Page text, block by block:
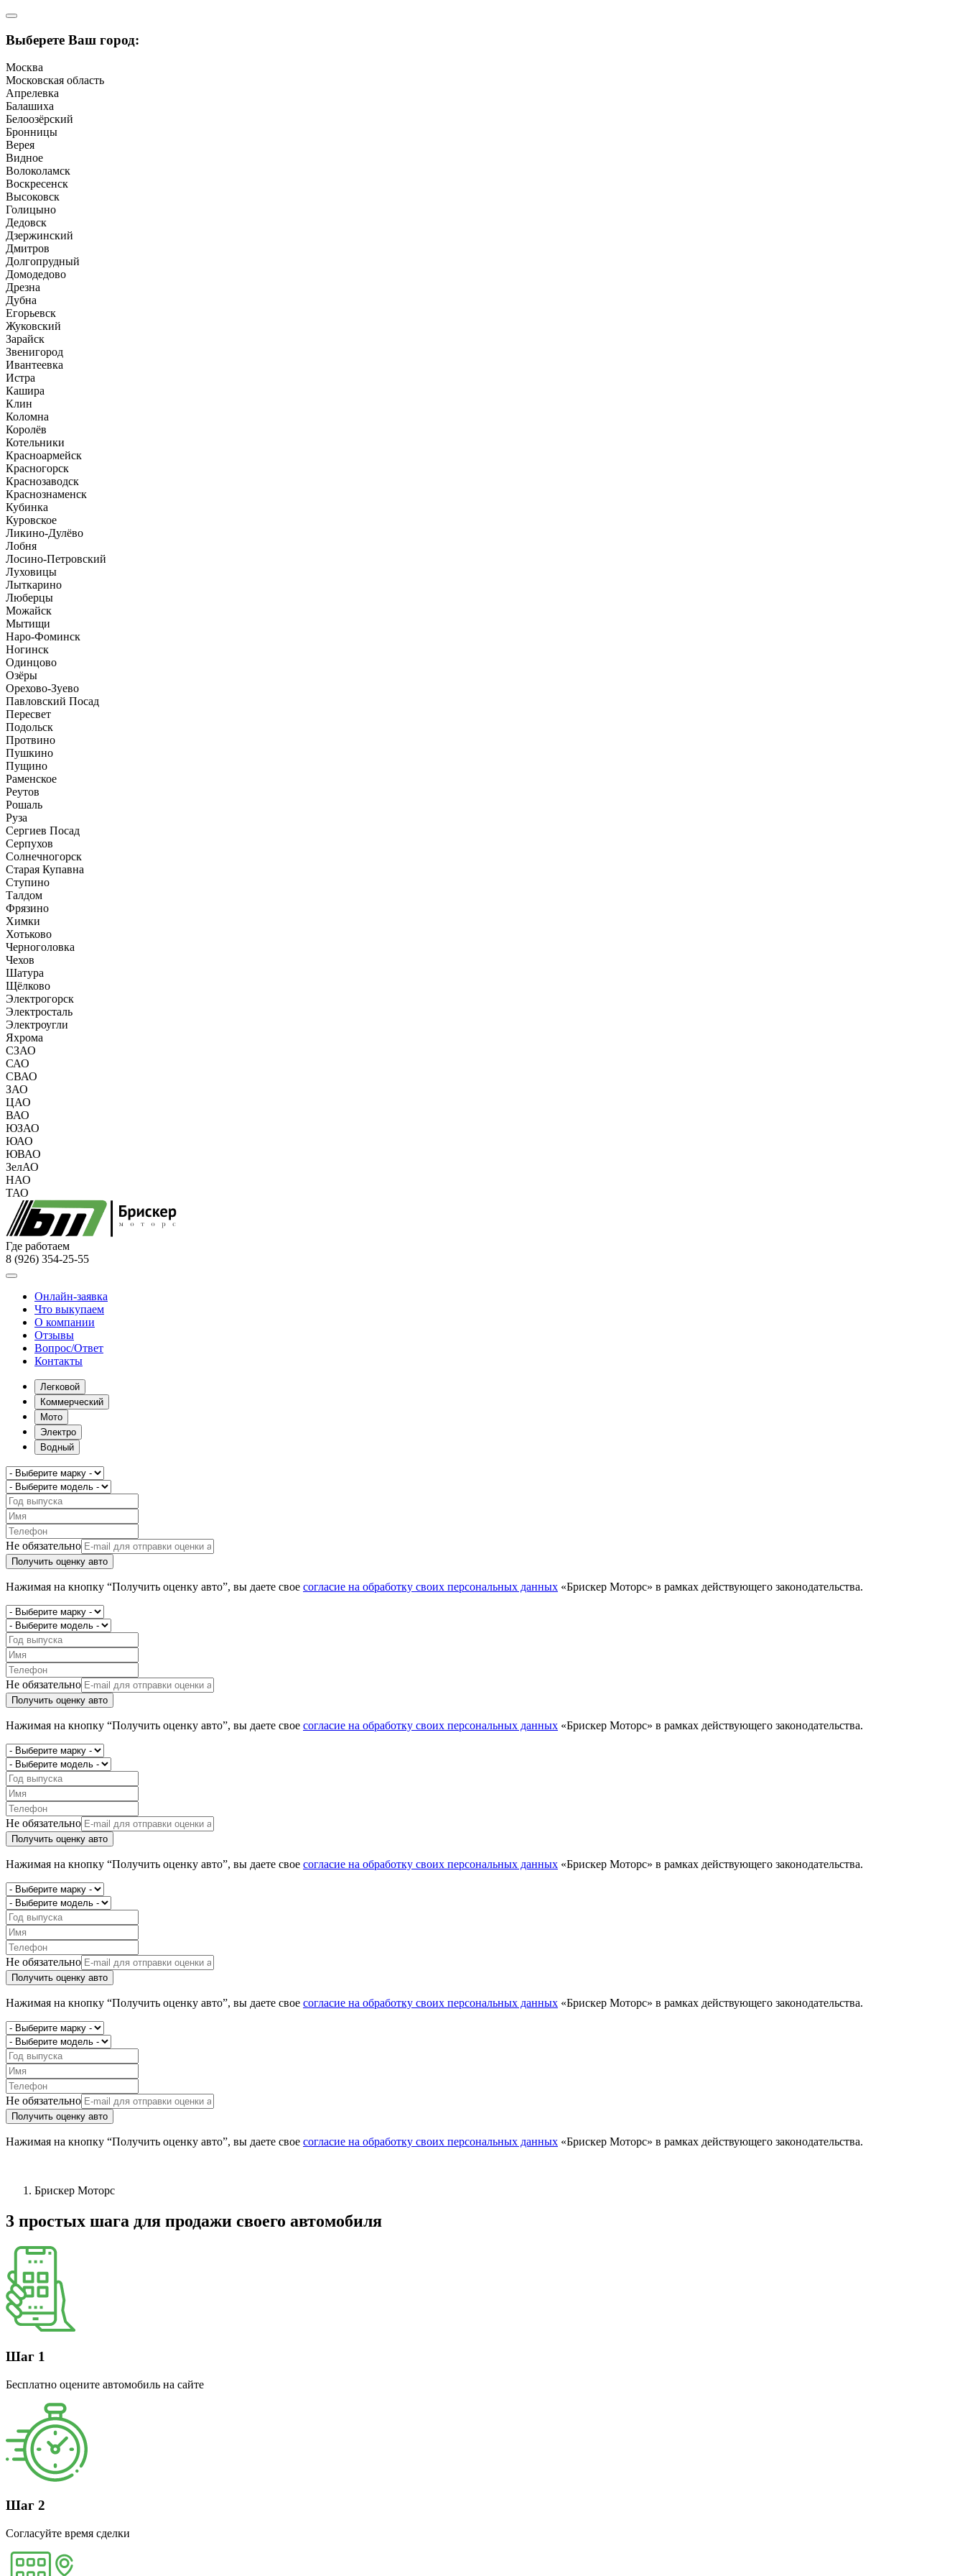
Выберете Ваш город:
Москва
Московская область
Апрелевка
Балашиха
Белоозёрский
Бронницы
Верея
Видное
Волоколамск
Воскресенск
Высоковск
Голицыно
Дедовск
Дзержинский
Дмитров
Долгопрудный
Домодедово
Дрезна
Дубна
Егорьевск
Жуковский
Зарайск
Звенигород
Ивантеевка
Истра
Кашира
Клин
Коломна
Королёв
Котельники
Красноармейск
Красногорск
Краснозаводск
Краснознаменск
Кубинка
Куровское
Ликино-Дулёво
Лобня
Лосино-Петровский
Луховицы
Лыткарино
Люберцы
Можайск
Мытищи
Наро-Фоминск
Ногинск
Одинцово
Озёры
Орехово-Зуево
Павловский Посад
Пересвет
Подольск
Протвино
Пушкино
Пущино
Раменское
Реутов
Рошаль
Руза
Сергиев Посад
Серпухов
Солнечногорск
Старая Купавна
Ступино
Талдом
Фрязино
Химки
Хотьково
Черноголовка
Чехов
Шатура
Щёлково
Электрогорск
Электросталь
Электроугли
Яхрома
СЗАО
САО
СВАО
ЗАО
ЦАО
ВАО
ЮЗАО
ЮАО
ЮВАО
ЗелАО
НАО
ТАО
Где работаем
8 (926) 354-25-55
Онлайн-заявка
Что выкупаем
О компании
Отзывы
Вопрос/Ответ
Контакты
Легковой
Коммерческий
Мото
Электро
Водный
Не обязательно
Получить оценку авто
Нажимая на кнопку “Получить оценку авто”, вы даете свое согласие на обработку своих персональных данных «Брискер Моторс» в рамках действующего законодательства.
Не обязательно
Получить оценку авто
Нажимая на кнопку “Получить оценку авто”, вы даете свое согласие на обработку своих персональных данных «Брискер Моторс» в рамках действующего законодательства.
Не обязательно
Получить оценку авто
Нажимая на кнопку “Получить оценку авто”, вы даете свое согласие на обработку своих персональных данных «Брискер Моторс» в рамках действующего законодательства.
Не обязательно
Получить оценку авто
Нажимая на кнопку “Получить оценку авто”, вы даете свое согласие на обработку своих персональных данных «Брискер Моторс» в рамках действующего законодательства.
Не обязательно
Получить оценку авто
Нажимая на кнопку “Получить оценку авто”, вы даете свое согласие на обработку своих персональных данных «Брискер Моторс» в рамках действующего законодательства.
Брискер Моторс
3 простых шага для продажи своего автомобиля
Шаг 1
Бесплатно оцените автомобиль на сайте
Шаг 2
Согласуйте время сделки